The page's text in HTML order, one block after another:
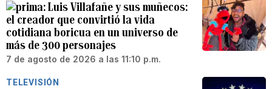
Luis Villafañe y sus muñecos:
el creador que convirtió la vida
cotidiana boricua en un universo de
más de 300 personajes
7 de agosto de 2026 a las 11:10 p.m.
TELEVISIÓN